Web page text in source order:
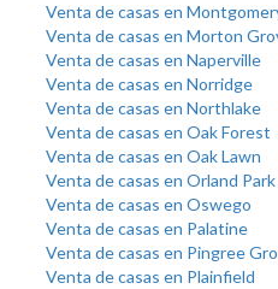
Venta de casas en
Venta de casas en Morton
Venta de casas en Naperville
Venta de casas en Norridge
Venta de casas en Northlake
Venta de casas en Oak Forest
Venta de casas en Oak Lawn
Venta de casas en Orland Park
Venta de casas en Oswego
Venta de casas en Palatine
Venta de casas en Pingree
Venta de casas en Plainfield